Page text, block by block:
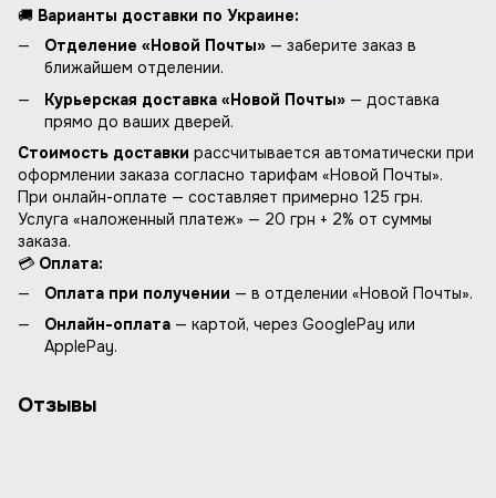
🚚 Варианты доставки по Украине:
Отделение «Новой Почты» — заберите заказ в
ближайшем отделении.
Курьерская доставка «Новой Почты» — доставка
прямо до ваших дверей.
Стоимость доставки рассчитывается автоматически при
оформлении заказа согласно тарифам «Новой Почты».
При онлайн-оплате — составляет примерно 125 грн.
Услуга «наложенный платеж» — 20 грн + 2% от суммы
заказа.
💳 Оплата:
Оплата при получении — в отделении «Новой Почты».
Онлайн-оплата — картой, через GooglePay или
ApplePay.
Отзывы